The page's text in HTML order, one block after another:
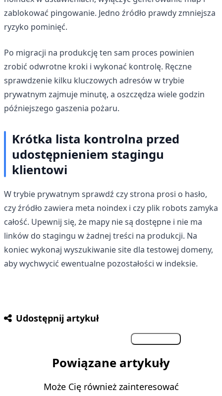
zablokować pingowanie. Jedno źródło prawdy zmniejsza
ryzyko pominięć.
Po migracji na produkcję ten sam proces powinien
zrobić odwrotne kroki i wykonać kontrolę. Ręczne
sprawdzenie kilku kluczowych adresów w trybie
prywatnym zajmuje minutę, a oszczędza wiele godzin
późniejszego gaszenia pożaru.
Krótka lista kontrolna przed
udostępnieniem stagingu
klientowi
W trybie prywatnym sprawdź czy strona prosi o hasło,
czy źródło zawiera meta noindex i czy plik robots zamyka
całość. Upewnij się, że mapy nie są dostępne i nie ma
linków do stagingu w żadnej treści na produkcji. Na
koniec wykonaj wyszukiwanie site dla testowej domeny,
aby wychwycić ewentualne pozostałości w indeksie.
Udostępnij artykuł
Powiązane artykuły
Może Cię również zainteresować